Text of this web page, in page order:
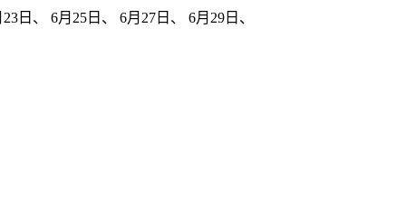
日、 6月25日、 6月27日、 6月29日、